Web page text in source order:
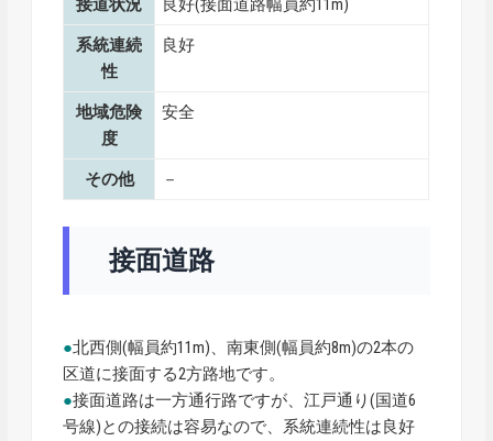
接道状況 良好(接面道路幅員約11m)
系統連続
性
良好
地域危険
度
安全
その他 －
接面道路
●北西側(幅員約11m)、南東側(幅員約8m)の2本の
区道に接面する2方路地です。
●接面道路は一方通行路ですが、江戸通り(国道6
号線)との接続は容易なので、系統連続性は良好